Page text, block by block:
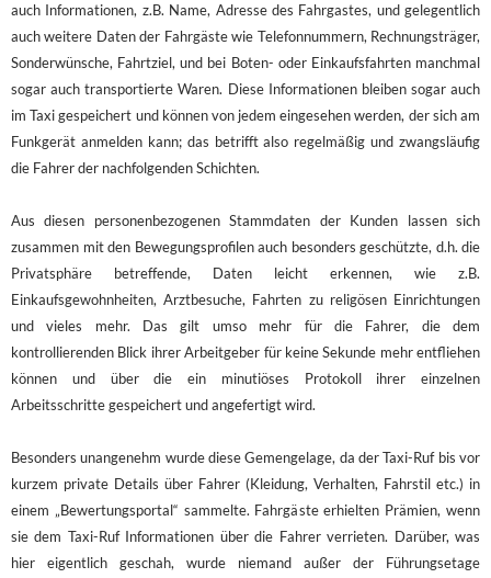
auch Informationen, z.B. Name, Adresse des Fahrgastes, und gelegentlich
auch weitere Daten der Fahrgäste wie Telefonnummern, Rechnungsträger,
Sonderwünsche, Fahrtziel, und bei Boten- oder Einkaufsfahrten manchmal
sogar auch transportierte Waren. Diese Informationen bleiben sogar auch
im Taxi gespeichert und können von jedem eingesehen werden, der sich am
Funkgerät anmelden kann; das betrifft also regelmäßig und zwangsläufig
die Fahrer der nachfolgenden Schichten.
Aus diesen personenbezogenen Stammdaten der Kunden lassen sich
zusammen mit den Bewegungsprofilen auch besonders geschützte, d.h. die
Privatsphäre betreffende, Daten leicht erkennen, wie z.B.
Einkaufsgewohnheiten, Arztbesuche, Fahrten zu religösen Einrichtungen
und vieles mehr. Das gilt umso mehr für die Fahrer, die dem
kontrollierenden Blick ihrer Arbeitgeber für keine Sekunde mehr entfliehen
können und über die ein minutiöses Protokoll ihrer einzelnen
Arbeitsschritte gespeichert und angefertigt wird.
Besonders unangenehm wurde diese Gemengelage, da der Taxi-Ruf bis vor
kurzem private Details über Fahrer (Kleidung, Verhalten, Fahrstil etc.) in
einem „Bewertungsportal“ sammelte. Fahrgäste erhielten Prämien, wenn
sie dem Taxi-Ruf Informationen über die Fahrer verrieten. Darüber, was
hier eigentlich geschah, wurde niemand außer der Führungsetage